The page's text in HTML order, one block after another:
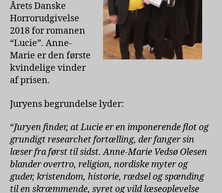
Årets Danske
Horrorudgivelse
2018 for romanen
“Lucie”. Anne-
Marie er den første
kvindelige vinder
af prisen.
Juryens begrundelse lyder:
“Juryen finder, at Lucie er en imponerende flot og
grundigt researchet fortælling, der fanger sin
læser fra først til sidst. Anne-Marie Vedsø Olesen
blander overtro, religion, nordiske myter og
guder, kristendom, historie, rædsel og spænding
til en skræmmende, syret og vild læseoplevelse